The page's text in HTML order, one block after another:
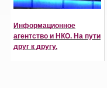
Информационное
агентство и НКО. На пути
друг к другу.